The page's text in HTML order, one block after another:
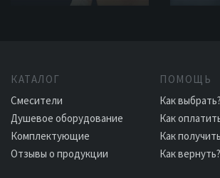
КАТАЛОГ
Смесители
Душевое оборудование
Комплектующие
Отзывы о продукции
ПОМОЩЬ
Как выбрать?
Как
Как
Как вернуть?